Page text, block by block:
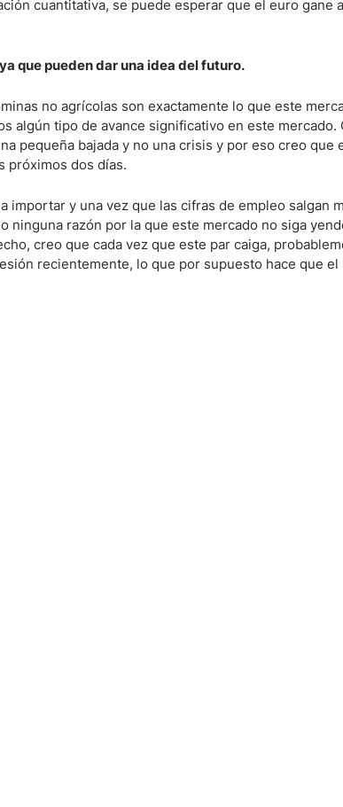
Libre (MELI)
las Acciones
cuantitativa, se puede esperar que el euro gane
que pueden dar una idea del futuro.
no agrícolas son exactamente lo que este
algún tipo de avance significativo en este
pequeña bajada y no una crisis y por eso creo que
próximos dos días.
importar y una vez que las cifras de empleo salgan
ninguna razón por la que este mercado no siga
creo que cada vez que este par caiga,
recientemente, lo que por supuesto hace que el